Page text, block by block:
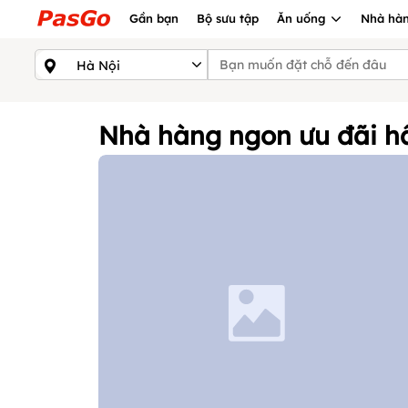
Gần bạn Bộ sưu tập Ăn uống Nhà
Nhà hàng ngon ưu đãi